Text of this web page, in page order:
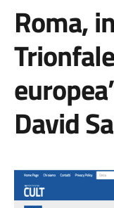
Roma,
David